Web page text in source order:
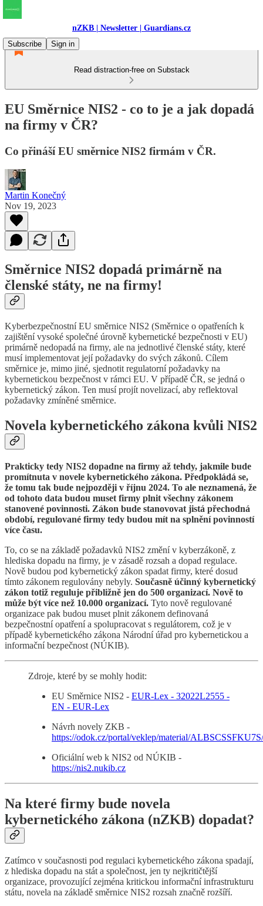
nZKB | Newsletter | Guardians.cz
Subscribe
Sign in
Read distraction-free on Substack
EU Směrnice NIS2 - co to je a jak dopadá
na firmy v ČR?
Co přináší EU směrnice NIS2 firmám v ČR.
Martin Konečný
Nov 19, 2023
Směrnice NIS2 dopadá primárně na
členské státy, ne na firmy!
Kyberbezpečnostní EU směrnice NIS2 (Směrnice o opatřeních k
zajištění vysoké společné úrovně kybernetické bezpečnosti v EU)
primárně nedopadá na firmy, ale na jednotlivé členské státy, které
musí implementovat její požadavky do svých zákonů. Cílem
směrnice je, mimo jiné, sjednotit regulatorní požadavky na
kybernetickou bezpečnost v rámci EU. V případě ČR, se jedná o
kybernetický zákon. Ten musí projít novelizací, aby reflektoval
požadavky zmíněné směrnice.
Novela kybernetického zákona kvůli NIS2
Prakticky tedy NIS2 dopadne na firmy až tehdy, jakmile bude
promítnuta v novele kybernetického zákona. Předpokládá se,
že tomu tak bude nejpozději v říjnu 2024. To ale neznamená, že
od tohoto data budou muset firmy plnit všechny zákonem
stanovené povinnosti. Zákon bude stanovovat jistá přechodná
období, regulované firmy tedy budou mít na splnění povinností
více času.
To, co se na základě požadavků NIS2 změní v kyberzákoně, z
hlediska dopadu na firmy, je v zásadě rozsah a dopad regulace.
Nově budou pod kybernetický zákon spadat firmy, které dosud
tímto zákonem regulovány nebyly. Současně účinný kybernetický
zákon totiž reguluje přibližně jen do 500 organizací. Nově to
může být více než 10.000 organizací. Tyto nově regulované
organizace pak budou muset plnit zákonem definovaná
bezpečnostní opatření a spolupracovat s regulátorem, což je v
případě kybernetického zákona Národní úřad pro kybernetickou a
informační bezpečnost (NÚKIB).
Zdroje, které by se mohly hodit:
EU Směrnice NIS2 - EUR-Lex - 32022L2555 -
EN - EUR-Lex
Návrh novely ZKB -
https://odok.cz/portal/veklep/material/ALBSCSSFKU7S/
Oficiální web k NIS2 od NÚKIB -
https://nis2.nukib.cz
Na které firmy bude novela
kybernetického zákona (nZKB) dopadat?
Zatímco v současnosti pod regulaci kybernetického zákona spadají,
z hlediska dopadu na stát a společnost, jen ty nejkritičtější
organizace, provozující zejména kritickou informační infrastrukturu
státu, novela na základě směrnice NIS2 rozsah značně rozšíří.